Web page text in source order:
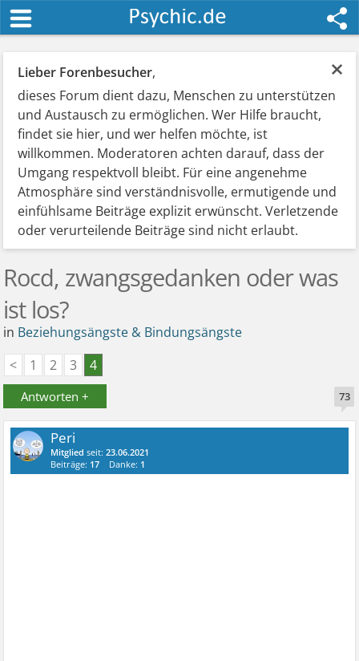
×
Lieber Forenbesucher,
dieses Forum dient dazu, Menschen zu unterstützen
und Austausch zu ermöglichen. Wer Hilfe braucht,
findet sie hier, und wer helfen möchte, ist
willkommen. Moderatoren achten darauf, dass der
Umgang respektvoll bleibt. Für eine angenehme
Atmosphäre sind verständnisvolle, ermutigende und
einfühlsame Beiträge explizit erwünscht. Verletzende
oder verurteilende Beiträge sind nicht erlaubt.
Rocd, zwangsgedanken oder was
ist los?
in Beziehungsängste & Bindungsängste
<
1 2 3 4
Antworten + 73
Peri
Mitglied seit:23.06.2021
Beiträge: 17 Danke: 1